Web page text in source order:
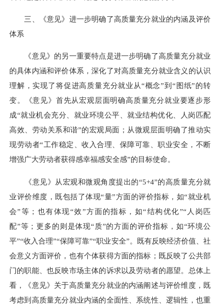
三、《意见》进一步明确了高质量充分就业的内涵及评价
体系
《意见》的另一重要特点是进一步明确了高质量充分就业
的具体内涵和评价体系，深化了对高质量充分就业含义的认识
理解，实现了将促进高质量充分就业从“概念”到“图纸”的转
变。《意见》首先从宏观层面明确高质量充分就业要逐步形
成“就业机会充分、就业环境公平、就业结构优化、人岗匹配
高效、劳动关系和谐”的宏观局面；从微观层面明确了推动实
现劳动者“工作稳定、收入合理、保障可靠、职业安全，不断
增强广大劳动者获得感幸福感安全感”的目标使命。
《意见》从宏观和微观角度提出的“5+4”的高质量充分就
业评价维度，既包括了体现“量”方面的评价指标，如“就业机
会”等；也有体现“效”方面的指标，如“结构优化”“人岗匹
配”等；更多的则是体现“质”的方面的评价指标，如“环境公
平”“收入合理”“保障可靠”“职业安全”。既有反映经济价值、社
会意义方面评价，也有个体获得方面的指标；既反映了公共部
门的职能、也反映市场主体的诉求以及劳动者的愿望。总体上
看，《意见》关于高质量充分就业的内涵阐述与评价维度，既
考虑到高质量充分就业内涵的全面性、系统性、逻辑性，也重